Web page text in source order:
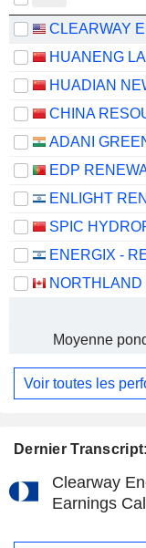
Dernier
Clearway
Earnings
CLEARWAY
EDP
NORTHLAND
Moyenne
Voir toutes les